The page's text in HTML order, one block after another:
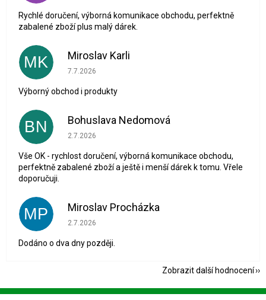
Rychlé doručení, výborná komunikace obchodu, perfektně
zabalené zboží plus malý dárek.
MK Miroslav Karli
Hodnocení obchodu je 5 z 5 hvězdiček.
7.7.2026
Výborný obchod i produkty
BN Bohuslava Nedomová
Hodnocení obchodu je 5 z 5 hvězdiček.
2.7.2026
Vše OK - rychlost doručení, výborná komunikace obchodu,
perfektně zabalené zboží a ještě i menší dárek k tomu. Vřele
doporučuji.
MP Miroslav Procházka
Hodnocení obchodu je 1 z 5 hvězdiček.
2.7.2026
Dodáno o dva dny později.
Zobrazit další hodnocení
Z